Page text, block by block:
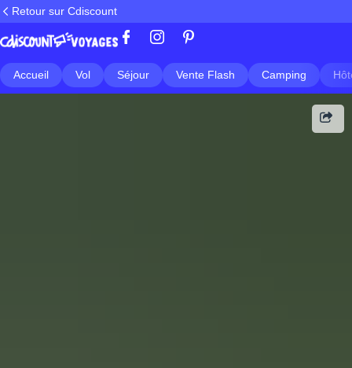
Retour sur Cdiscount
Accueil Vol Séjour Vente Flash Camping